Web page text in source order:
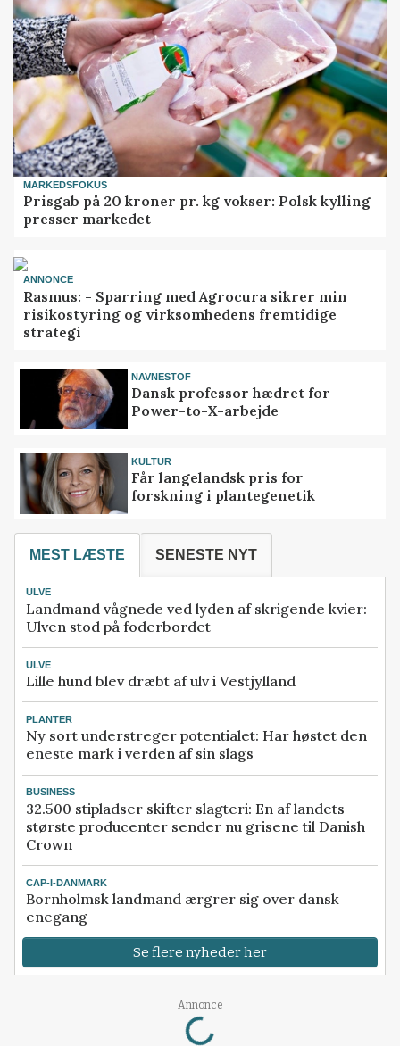
MARKEDSFOKUS
Prisgab på 20 kroner pr. kg vokser: Polsk kylling
presser markedet
ANNONCE
Rasmus: - Sparring med Agrocura sikrer min
risikostyring og virksomhedens fremtidige
strategi
NAVNESTOF
Dansk professor hædret for
Power-to-X-arbejde
KULTUR
Får langelandsk pris for
forskning i plantegenetik
MEST LÆSTE SENESTE NYT
ULVE
Landmand vågnede ved lyden af skrigende kvier:
Ulven stod på foderbordet
ULVE
Lille hund blev dræbt af ulv i Vestjylland
PLANTER
Ny sort understreger potentialet: Har høstet den
eneste mark i verden af sin slags
BUSINESS
32.500 stipladser skifter slagteri: En af landets
største producenter sender nu grisene til Danish
Crown
CAP-I-DANMARK
Bornholmsk landmand ærgrer sig over dansk
enegang
Se flere nyheder her
Annonce
Loading...